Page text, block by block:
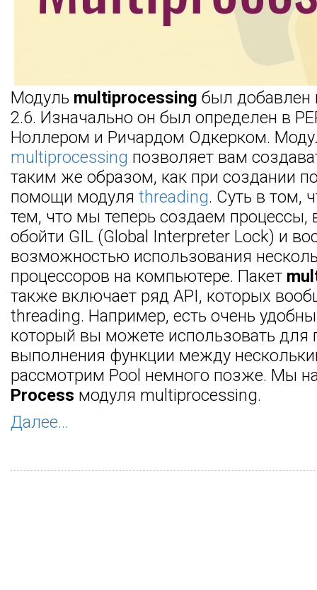
Модуль multiprocessing был добавлен
2.6. Изначально он был определен в
Ноллером и Ричардом Одкерком.
multiprocessing позволяет вам
таким же образом, как при создании
помощи модуля threading. Суть в том,
тем, что мы теперь создаем
обойти GIL (Global Interpreter Lock) и
возможностью использования
процессоров на компьютере. Пакет
также включает ряд API, которых
threading. Например, есть очень
который вы можете использовать для
выполнения функции между
рассмотрим Pool немного позже. Мы
Process модуля multiprocessing.
Далее...